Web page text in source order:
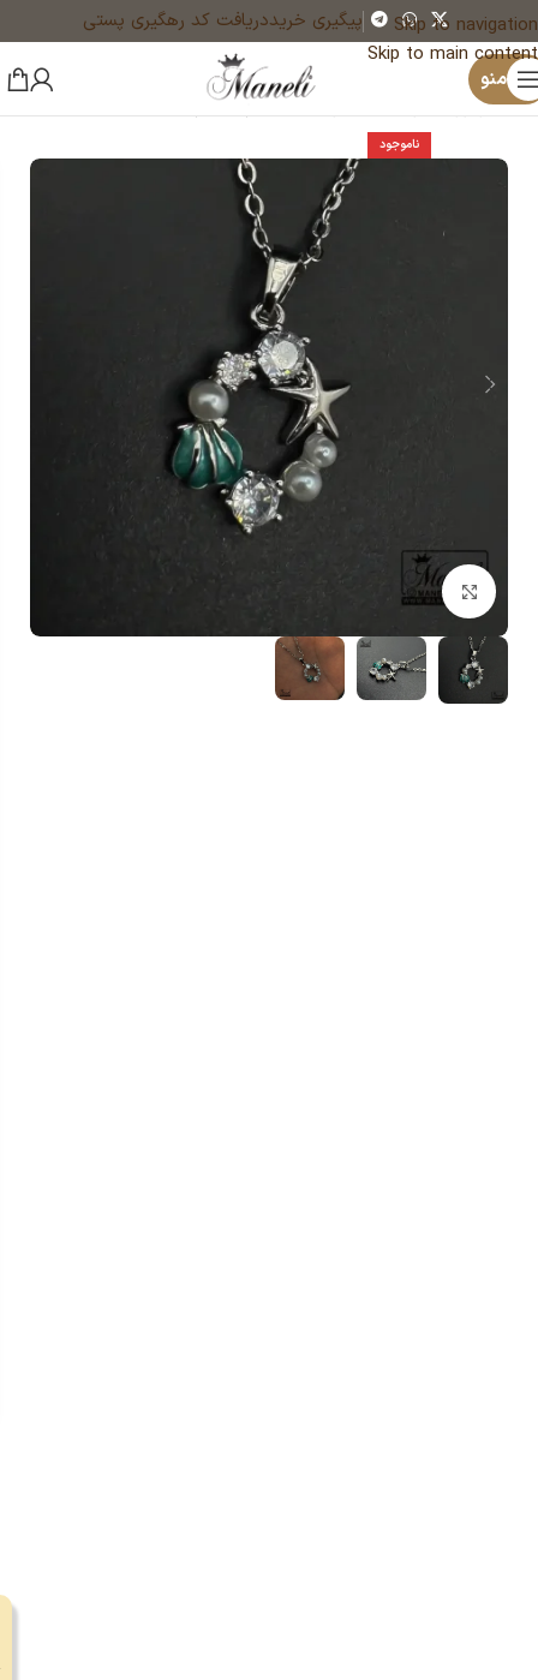
Skip to navigation
Skip to main content
پیگیری خریددریافت کد رهگیری پستی
منو
خانه زیورآلات و بدلیجات رنگ ثابت گردنبند زنانه
ناموجود
بزرگنمایی تصویر
×